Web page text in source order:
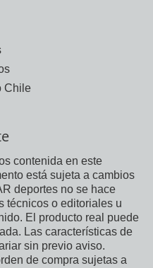
Chile
contenida en este
está sujeta a cambios
deportes no se hace
técnicos o editoriales u
El producto real puede
Las características de
sin previo aviso.
de compra sujetas a